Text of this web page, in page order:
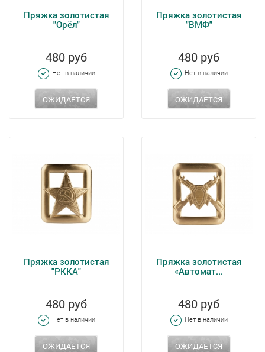
Пряжка золотистая
"Орёл"
480 руб
Нет в наличии
ОЖИДАЕТСЯ
Пряжка золотистая
"ВМФ"
480 руб
Нет в наличии
ОЖИДАЕТСЯ
Пряжка золотистая
"РККА"
480 руб
Нет в наличии
ОЖИДАЕТСЯ
Пряжка золотистая
«Автомат...
480 руб
Нет в наличии
ОЖИДАЕТСЯ